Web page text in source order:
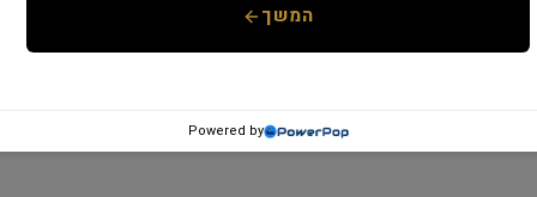
המשך
Powered by